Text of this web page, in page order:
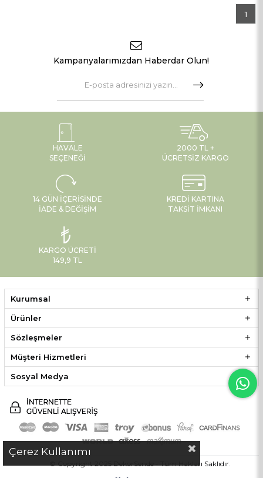
1
Kampanyalarımızdan Haberdar Olun!
HAVALE
SEÇENEĞI
2000 TL +
ÜCRETSIZ KARGO
14 GÜN İÇERISINDE
İADE & DEĞIŞIM
KREDI KARTINA
TAKSIT İMKANI
KARGO ÜCRETI
149,9 TL
Kurumsal
Ürünler
Sözleşmeler
Müşteri Hizmetleri
Sosyal Medya
© Copyright 2025 DekorSende - Tüm Hakları Saklıdır.
Çerez Kullanımı